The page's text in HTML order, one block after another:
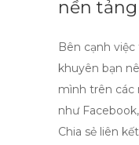
nền
Bên cạnh
khuyên bạn
mình trên các
như
Chia sẻ liên